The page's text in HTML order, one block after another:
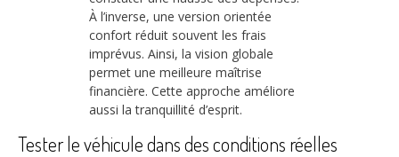
À l’inverse, une version orientée
confort réduit souvent les frais
imprévus. Ainsi, la vision globale
permet une meilleure maîtrise
financière. Cette approche améliore
aussi la tranquillité d’esprit.
Tester le véhicule dans des conditions réelles